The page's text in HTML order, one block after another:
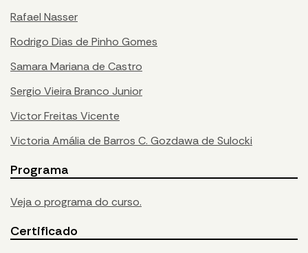
Rafael Nasser
Rodrigo Dias de Pinho Gomes
Samara Mariana de Castro
Sergio Vieira Branco Junior
Victor Freitas Vicente
Victoria Amália de Barros C. Gozdawa de Sulocki
Programa
Veja o programa do curso.
Certificado